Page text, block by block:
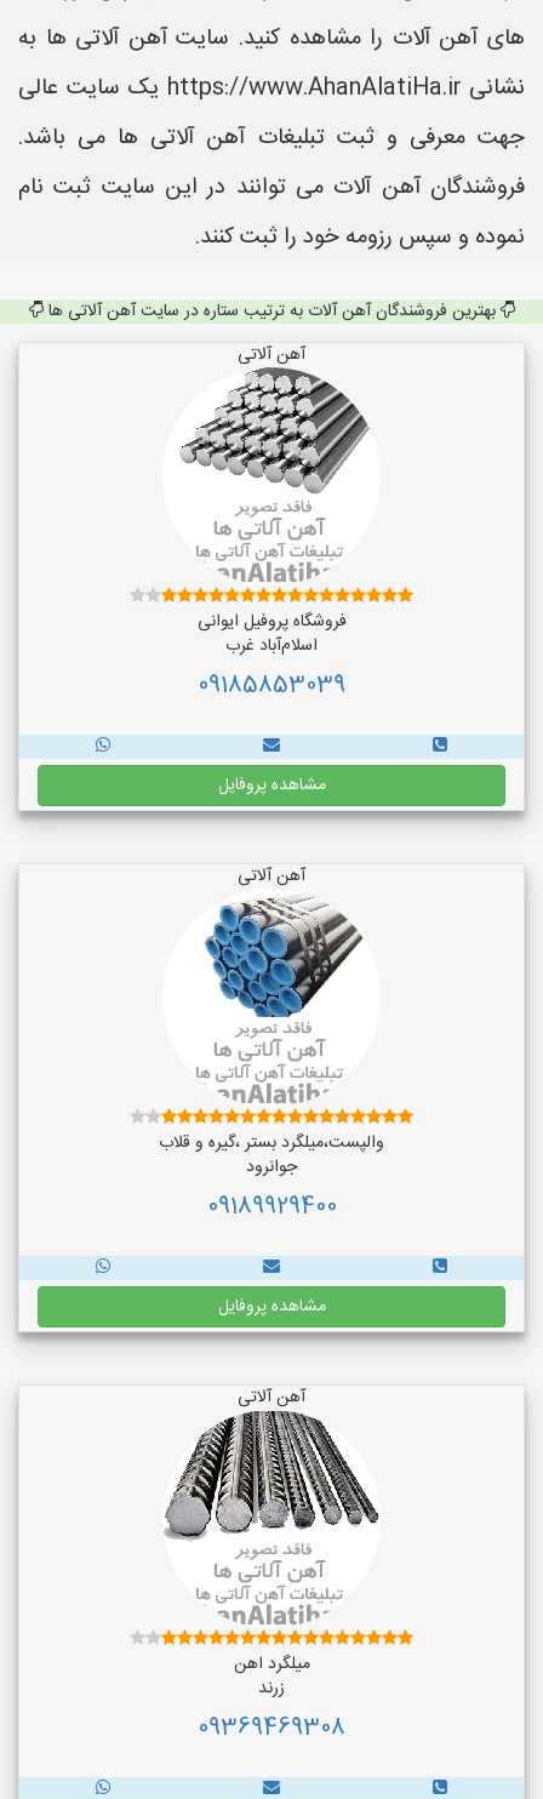
های آهن آلات را مشاهده کنید. سایت آهن آلاتی ها به
نشانی https://www.AhanAlatiHa.ir یک سایت عالی
جهت معرفی و ثبت تبلیغات آهن آلاتی ها می باشد.
فروشندگان آهن آلات می توانند در این سایت ثبت نام
نموده و سپس رزومه خود را ثبت کنند.
بهترین فروشندگان آهن آلات به ترتیب ستاره در سایت آهن آلاتی ها
آهن آلاتی
فروشگاه پروفیل ایوانی
اسلام‌آباد غرب
09185853039
مشاهده پروفایل
آهن آلاتی
والپست،میلگرد بستر ،گیره و قلاب
جوانرود
09189929400
مشاهده پروفایل
آهن آلاتی
میلگرد اهن
زرند
09369469308